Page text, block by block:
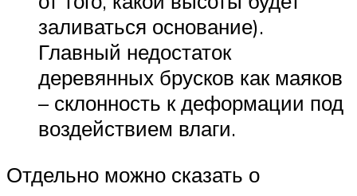
заливаться основание).
Главный недостаток
деревянных брусков как маяков
– склонность к деформации под
воздействием влаги.
Отдельно можно сказать о